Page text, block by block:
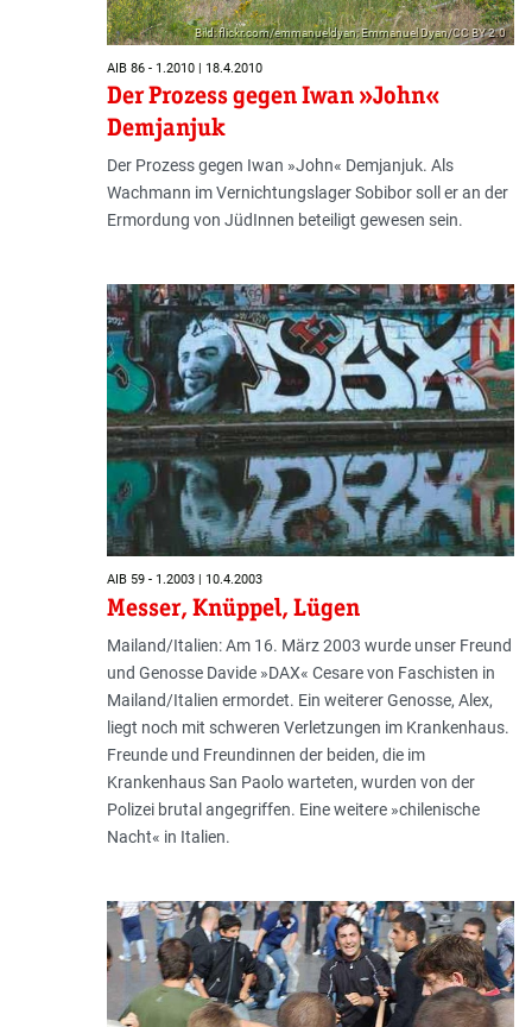
Bild: flickr.com/emmanueldyan; Emmanuel Dyan/CC BY 2.0
AIB 86 - 1.2010 | 18.4.2010
Der Prozess gegen Iwan »John«
Demjanjuk
Der Prozess gegen Iwan »John« Demjanjuk. Als
Wachmann im Vernichtungslager Sobibor soll er an der
Ermordung von JüdInnen beteiligt gewesen sein.
AIB 59 - 1.2003 | 10.4.2003
Messer, Knüppel, Lügen
Mailand/Italien: Am 16. März 2003 wurde unser Freund
und Genosse Davide »DAX« Cesare von Faschisten in
Mailand/Italien ermordet. Ein weiterer Genosse, Alex,
liegt noch mit schweren Verletzungen im Kranken­haus.
Freunde und Freundinnen der beiden, die im
Krankenhaus San Paolo warteten, wurden von der
Polizei brutal angegriffen. Eine weitere »chilenische
Nacht« in Italien.